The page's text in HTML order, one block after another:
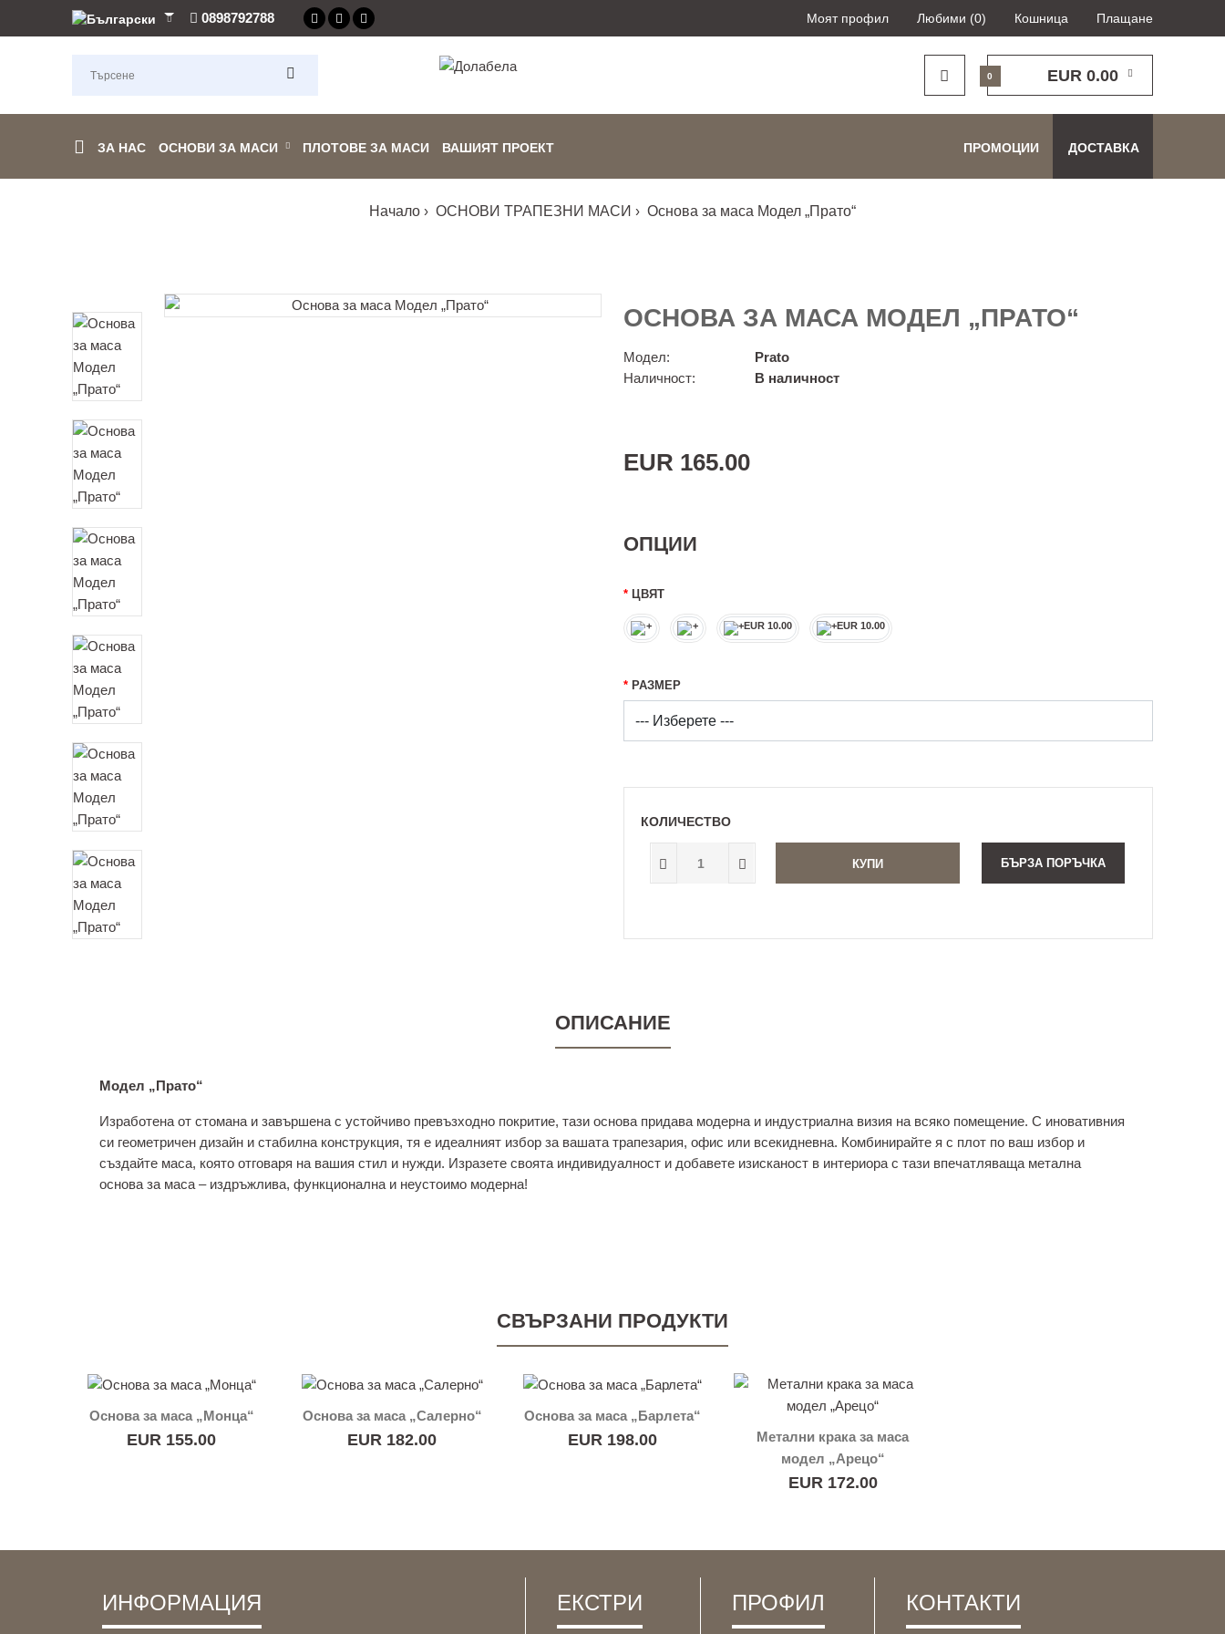
0898792788 Моят профил Любими (0) Кошница Плащане
0 EUR 0.00
ЗА НАС ОСНОВИ ЗА МАСИ ПЛОТОВЕ ЗА МАСИ ВАШИЯТ ПРОЕКТ ДОСТАВКА
ПРОМОЦИИ
Начало ОСНОВИ ТРАПЕЗНИ МАСИ Основа за маса Модел „Прато“
ОСНОВА ЗА МАСА МОДЕЛ „ПРАТО“
Модел:
Prato
Наличност:
В наличност
EUR 165.00
ОПЦИИ
ЦВЯТ
РАЗМЕР
КОЛИЧЕСТВО
БЪРЗА ПОРЪЧКА
ОПИСАНИЕ
Модел „Прато“
Изработена от стомана и завършена с устойчиво превъзходно покритие, тази основа придава модерна и индустриална визия на всяко помещение. С иновативния
си геометричен дизайн и стабилна конструкция, тя е идеалният избор за вашата трапезария, офис или всекидневна. Комбинирайте я с плот по ваш избор и
създайте маса, която отговаря на вашия стил и нужди. Изразете своята индивидуалност и добавете изисканост в интериора с тази впечатляваща метална
основа за маса – издръжлива, функционална и неустоимо модерна!
СВЪРЗАНИ ПРОДУКТИ
Основа за маса „Монца“
EUR 155.00
Основа за маса „Салерно“
EUR 182.00
Основа за маса „Барлета“
EUR 198.00
Метални крака за маса
модел „Арецо“
EUR 172.00
ИНФОРМАЦИЯ ЕКСТРИ ПРОФИЛ КОНТАКТИ